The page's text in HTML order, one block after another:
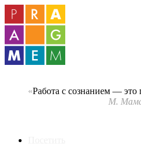
«Работа с сознанием — это
М.